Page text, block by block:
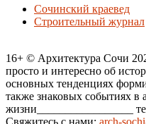
Сочинский краевед
Строительный журнал
16+ © Архитектура Сочи
просто и интересно об
основных тенденциях
также знаковых событиях в
жизни_________________